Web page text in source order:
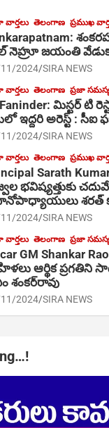
తెలంగాణ ప్రముఖ
నెహ్రూ జయంతి
2024 SIRA NEWS
తెలంగాణ ప్రజా
మిస్టర్ టి
ఇద్దరి అరెస్ట్ : సీఐ
2024 SIRA NEWS
తెలంగాణ ప్రముఖ
Sarath
భవిష్యత్తుకు
2024 SIRA NEWS
తెలంగాణ ప్రజా
GM Shankar
ఆర్థిక ప్రగతిని
శంకర్‌రావు
2024 SIRA NEWS